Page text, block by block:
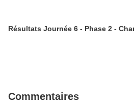
Résultats Journée 6 - Phase 2 -
Commentaires